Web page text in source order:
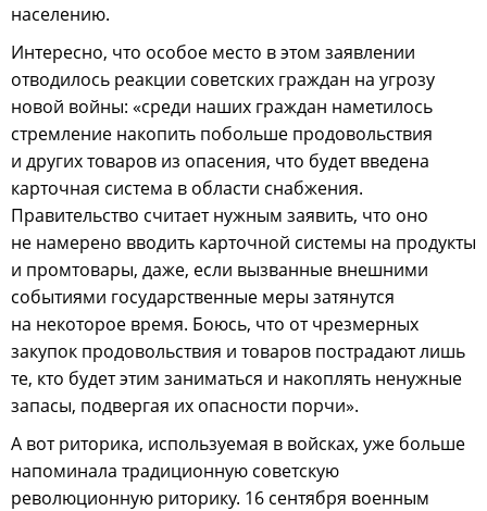
населению.
Интересно, что особое место в этом заявлении
отводилось реакции советских граждан на угрозу
новой войны: «среди наших граждан наметилось
стремление накопить побольше продовольствия
и других товаров из опасения, что будет введена
карточная система в области снабжения.
Правительство считает нужным заявить, что оно
не намерено вводить карточной системы на продукты
и промтовары, даже, если вызванные внешними
событиями государственные меры затянутся
на некоторое время. Боюсь, что от чрезмерных
закупок продовольствия и товаров пострадают лишь
те, кто будет этим заниматься и накоплять ненужные
запасы, подвергая их опасности порчи».
А вот риторика, используемая в войсках, уже больше
напоминала традиционную советскую
революционную риторику. 16 сентября военным